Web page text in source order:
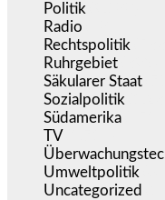
Politik
Radio
Rechtspolitik
Ruhrgebiet
Säkularer Staat
Sozialpolitik
Südamerika
TV
Umweltpolitik
Uncategorized